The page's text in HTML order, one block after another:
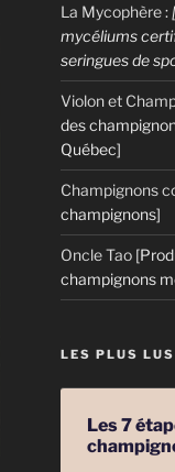
La Mycophère :
mycéliums
seringues de
Violon et
des
Québec]
Champignons
champignons]
Oncle Tao
champignons
LES PLUS
Les 7